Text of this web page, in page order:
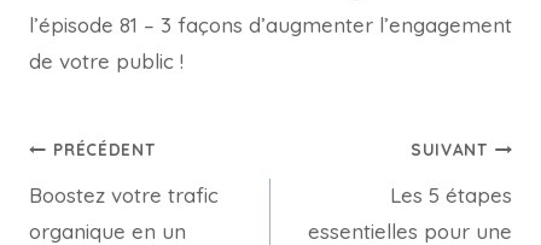
l’épisode 81 – 3 façons d’augmenter l’engagement
de votre public !
PRÉCÉDENT
Boostez votre trafic
organique en un
SUIVANT
Les 5 étapes
essentielles pour une